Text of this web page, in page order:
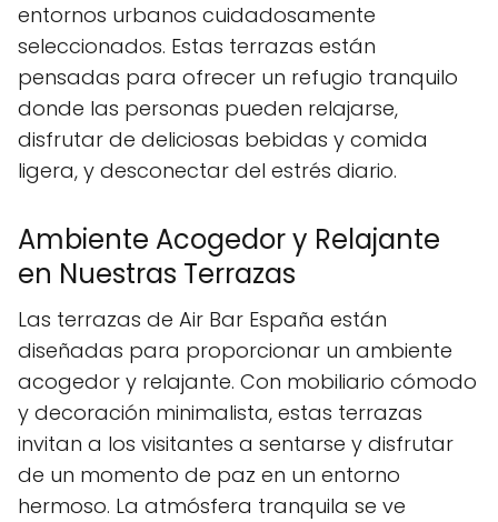
entornos urbanos cuidadosamente
seleccionados. Estas terrazas están
pensadas para ofrecer un refugio tranquilo
donde las personas pueden relajarse,
disfrutar de deliciosas bebidas y comida
ligera, y desconectar del estrés diario.
Ambiente Acogedor y Relajante
en Nuestras Terrazas
Las terrazas de Air Bar España están
diseñadas para proporcionar un ambiente
acogedor y relajante. Con mobiliario cómodo
y decoración minimalista, estas terrazas
invitan a los visitantes a sentarse y disfrutar
de un momento de paz en un entorno
hermoso. La atmósfera tranquila se ve